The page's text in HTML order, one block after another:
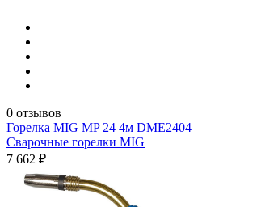
0 отзывов
Горелка MIG MP 24 4м DME2404
Сварочные горелки MIG
7 662 ₽